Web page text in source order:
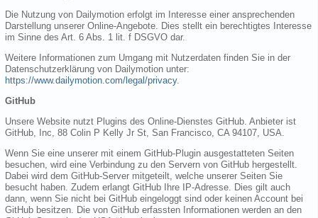
Die Nutzung von Dailymotion erfolgt im Interesse einer ansprechenden
Darstellung unserer Online-Angebote. Dies stellt ein berechtigtes Interesse
im Sinne des Art. 6 Abs. 1 lit. f DSGVO dar.
Weitere Informationen zum Umgang mit Nutzerdaten finden Sie in der
Datenschutzerklärung von Dailymotion unter:
https://www.dailymotion.com/legal/privacy.
GitHub
Unsere Website nutzt Plugins des Online-Dienstes GitHub. Anbieter ist
GitHub, Inc, 88 Colin P Kelly Jr St, San Francisco, CA 94107, USA.
Wenn Sie eine unserer mit einem GitHub-Plugin ausgestatteten Seiten
besuchen, wird eine Verbindung zu den Servern von GitHub hergestellt.
Dabei wird dem GitHub-Server mitgeteilt, welche unserer Seiten Sie
besucht haben. Zudem erlangt GitHub Ihre IP-Adresse. Dies gilt auch
dann, wenn Sie nicht bei GitHub eingeloggt sind oder keinen Account bei
GitHub besitzen. Die von GitHub erfassten Informationen werden an den